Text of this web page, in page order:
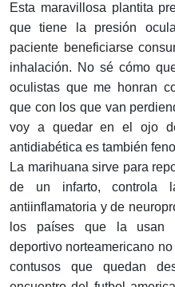
Esta maravillosa plantita
que tiene la presión
paciente beneficiarse
inhalación. No sé cómo
oculistas que me honran
que con los que van
voy a quedar en el ojo
antidiabética es también
La marihuana sirve para
de un infarto, controla
antiinflamatoria y de
los países que la usan
deportivo norteamericano
contusos que quedan